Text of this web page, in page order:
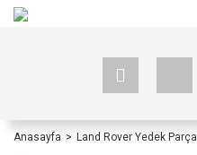
Anasayfa Land Rover Yedek Parça